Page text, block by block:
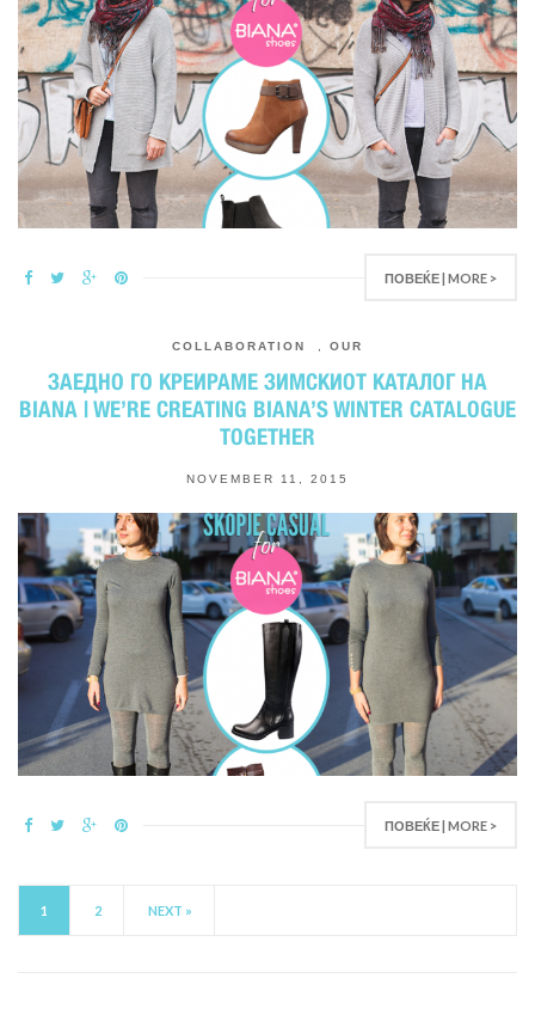
ПОВЕЌЕ | MORE >
COLLABORATION OUR
ЗАЕДНО ГО КРЕИРАМЕ ЗИМСКИОТ КАТАЛОГ НА
BIANA | WE’RE CREATING BIANA’S WINTER CATALOGUE
TOGETHER
NOVEMBER 11, 2015
ПОВЕЌЕ | MORE >
1 2 NEXT »